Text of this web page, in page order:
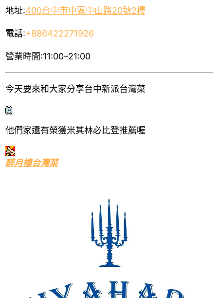
地址:400台中市中區中山路20號2樓
電話:+886422271926
營業時間:11:00–21:00
今天要來和大家分享台中新派台灣菜
他們家還有榮獲米其林必比登推薦喔
醉月樓台灣菜